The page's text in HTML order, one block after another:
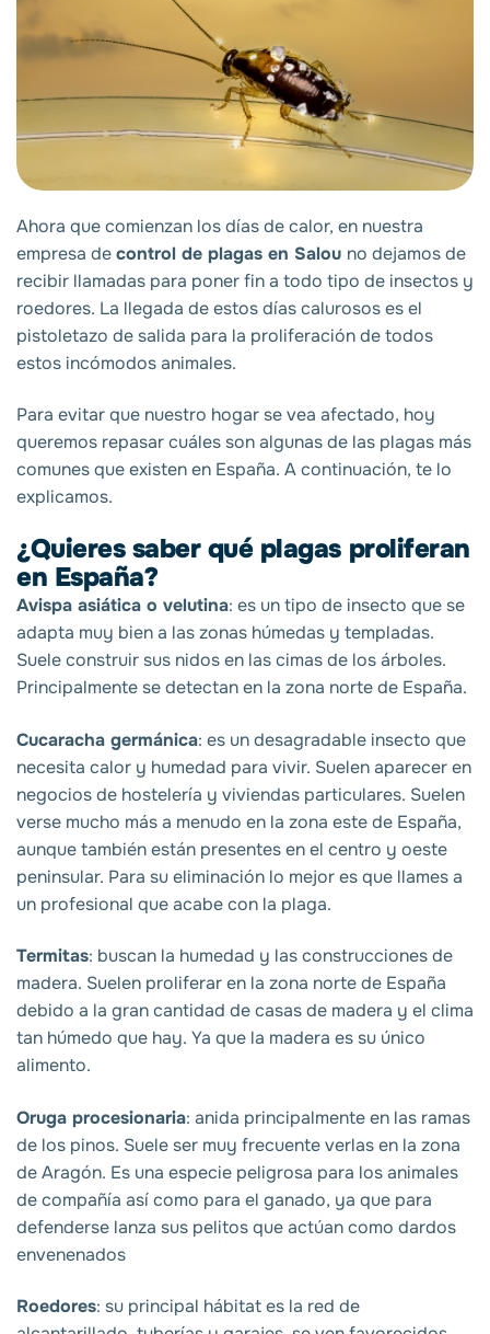
Ahora que comienzan los días de calor, en nuestra
empresa decontrol de plagas en Salou no dejamos de
recibir llamadas para poner fin a todo tipo de insectos y
roedores. La llegada de estos días calurosos es el
pistoletazo de salida para la proliferación de todos
estos incómodos animales.
Para evitar que nuestro hogar se vea afectado, hoy
queremos repasar cuáles son algunas de las plagas más
comunes que existen en España. A continuación, te lo
explicamos.
¿Quieres saber qué plagas proliferan
en España?
Avispa asiática o velutina: es un tipo de insecto que se
adapta muy bien a las zonas húmedas y templadas.
Suele construir sus nidos en las cimas de los árboles.
Principalmente se detectan en la zona norte de España.
Cucaracha germánica: es un desagradable insecto que
necesita calor y humedad para vivir. Suelen aparecer en
negocios de hostelería y viviendas particulares. Suelen
verse mucho más a menudo en la zona este de España,
aunque también están presentes en el centro y oeste
peninsular. Para su eliminación lo mejor es que llames a
un profesional que acabe con la plaga.
Termitas: buscan la humedad y las construcciones de
madera. Suelen proliferar en la zona norte de España
debido a la gran cantidad de casas de madera y el clima
tan húmedo que hay. Ya que la madera es su único
alimento.
Oruga procesionaria: anida principalmente en las ramas
de los pinos. Suele ser muy frecuente verlas en la zona
de Aragón. Es una especie peligrosa para los animales
de compañía así como para el ganado, ya que para
defenderse lanza sus pelitos que actúan como dardos
envenenados
Roedores: su principal hábitat es la red de